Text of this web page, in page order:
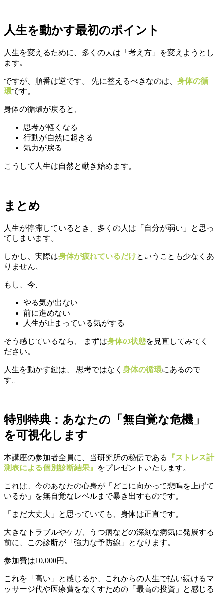
人生を動かす最初のポイント
人生を変えるために、多くの人は「考え方」を変えようとし
ます。
ですが、順番は逆です。 先に整えるべきなのは、 身体の循
環です。
身体の循環が戻ると、
思考が軽くなる
行動が自然に起きる
気力が戻る
こうして人生は自然と動き始めます。
まとめ
人生が停滞しているとき、多くの人は「自分が弱い」と思っ
てしまいます。
しかし、実際は身体が疲れているだけということも少なくあ
りません。
もし、今、
やる気が出ない
前に進めない
人生が止まっている気がする
そう感じているなら、 まずは身体の状態を見直してみてく
ださい。
人生を動かす鍵は、 思考ではなく 身体の循環にあるので
す。
特別特典：あなたの「無自覚な危機」
を可視化します
本講座の参加者全員に、当研究所の秘伝である
『ストレス計
測表による個別診断結果』
をプレゼントいたします。
これは、今のあなたの心身が「どこに向かって悲鳴を上げて
いるか」を無自覚なレベルまで暴き出すものです。
「まだ大丈夫」と思っていても、身体は正直です。
大きなトラブルやケガ、うつ病などの深刻な病気に発展する
前に、この診断が「強力な予防線」となります。
参加費は10,000円。
これを「高い」と感じるか、これからの人生で払い続けるマ
ッサージ代や医療費をなくすための「最高の投資」と感じる